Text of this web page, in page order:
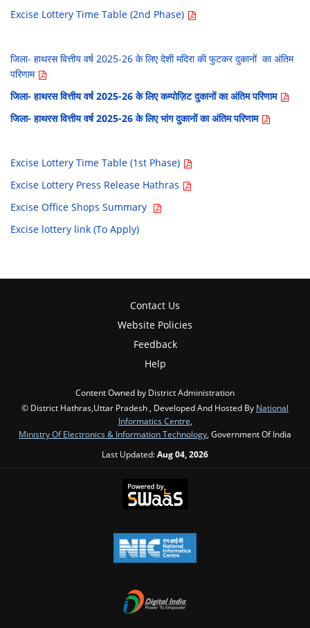
Excise Lottery Time Table (2nd Phase)
जिला- हाथरस वित्तीय वर्ष 2025-26 के लिए देशी मदिरा की फुटकर दुकानों का अंतिम
परिणाम
जिला- हाथरस वित्तीय वर्ष 2025-26 के लिए कम्पोज़िट दुकानों का अंतिम परिणाम
जिला- हाथरस वित्तीय वर्ष 2025-26 के लिए भांग दुकानों का अंतिम परिणाम
Excise Lottery Time Table (1st Phase)
Excise Lottery Press Release Hathras
Excise Office Shops Summary
Excise lottery link (To Apply)
Contact Us
Website Policies
Feedback
Help
Content Owned by District Administration
© District Hathras,Uttar Pradesh , Developed And Hosted By National
Informatics Centre,
Ministry Of Electronics & Information Technology, Government Of India
Last Updated:Aug 04, 2026